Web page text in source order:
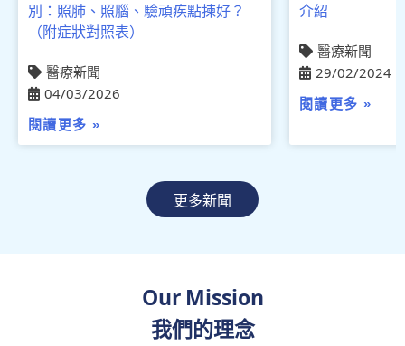
別：照肺、照腦、驗頑疾點揀好？
（附症狀對照表）
醫療新聞
04/03/2026
閱讀更多 »
介紹
醫療新聞
29/02/2024
閱讀更多 »
更多新聞
Our Mission
我們的理念